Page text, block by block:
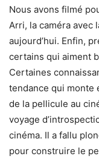
Nous avons filmé
Arri, la caméra avec
aujourd’hui. Enfin,
certains qui aiment
Certaines
tendance qui monte
de la pellicule au
voyage
cinéma. Il a fallu
pour construire le